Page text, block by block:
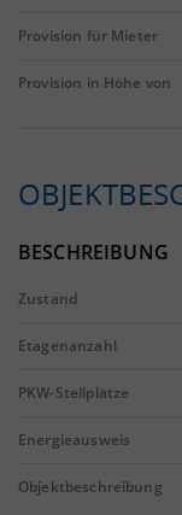
Provision für Mieter
Provision in Höhe von
BESCHREIBUNG
Zustand
Etagenanzahl
PKW-Stellplätze
Energieausweis
Objektbeschreibung